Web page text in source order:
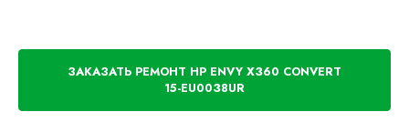
ЗАКАЗАТЬ РЕМОНТ HP ENVY X360 CONVERT
15-EU0038UR